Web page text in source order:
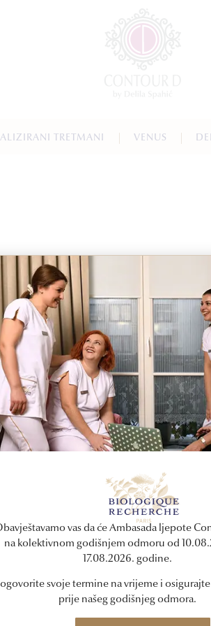
TRETMANI VENUS
Crème
0,00
Dodaj u
vas da će Ambasada ljepote
na kolektivnom godišnjem odmoru od
17.08.2026. godine.
svoje termine na vrijeme i
prije našeg godišnjeg odmora.